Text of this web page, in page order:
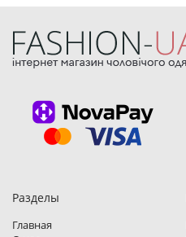
Разделы
Главная